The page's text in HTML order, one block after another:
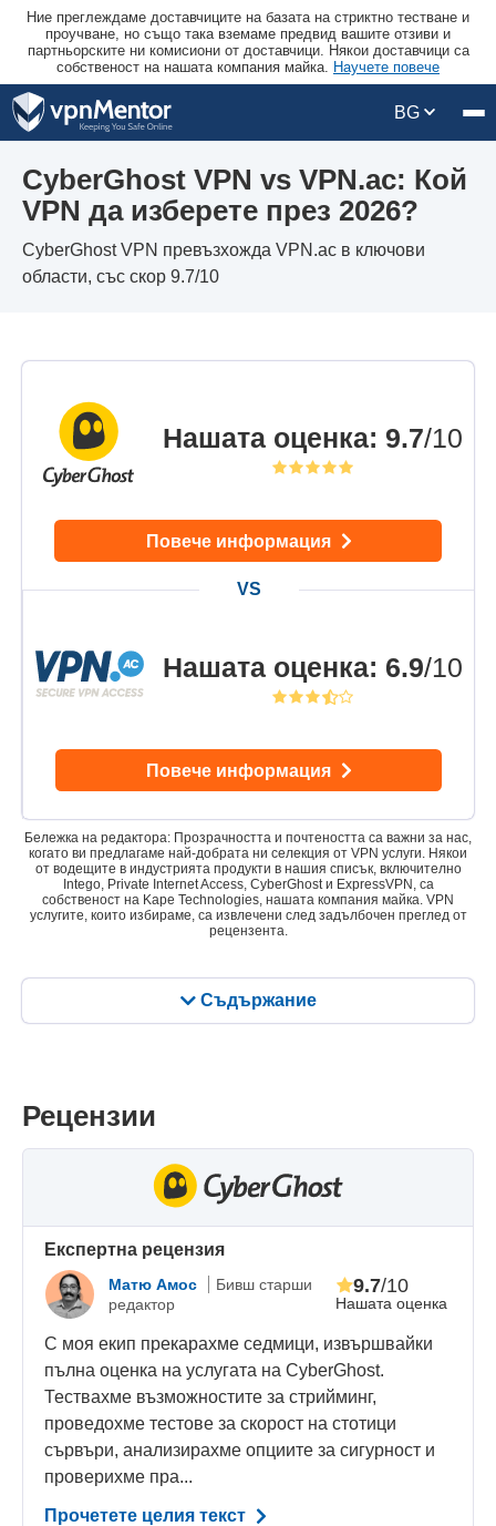
Ние преглеждаме доставчиците на базата на стриктно тестване и
проучване, но също така вземаме предвид вашите отзиви и
партньорските ни комисиони от доставчици. Някои доставчици са
собственост на нашата компания майка. Научете повече
BG
CyberGhost VPN vs VPN.ac: Кой
VPN да изберете през 2026?
CyberGhost VPN превъзхожда VPN.ac в ключови
области, със скор 9.7/10
Съдържание
Нашата оценка: 9.7/10
Повече информация
Нашата оценка: 6.9/10
Повече информация
Бележка на редактора: Прозрачността и почтеността са важни за нас,
когато ви предлагаме най-добрата ни селекция от VPN услуги. Някои
от водещите в индустрията продукти в нашия списък, включително
Intego, Private Internet Access, CyberGhost и ExpressVPN, са
собственост на Kape Technologies, нашата компания майка. VPN
услугите, които избираме, са извлечени след задълбочен преглед от
рецензента.
Рецензии
Eкспертна рецензия
Матю Амос
Бивш старши
редактор
Нашата оценка
9.7/10
С моя екип прекарахме седмици, извършвайки
пълна оценка на услугата на CyberGhost.
Тествахме възможностите за стрийминг,
проведохме тестове за скорост на стотици
сървъри, анализирахме опциите за сигурност и
проверихме пра...
Прочетете целия текст